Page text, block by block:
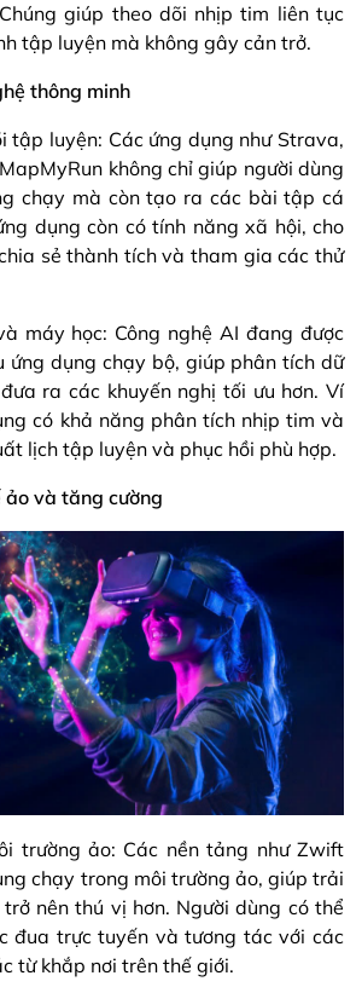
giúp theo dõi nhịp tim liên tục
tập luyện mà không gây cản trở.
thông minh
tập luyện: Các ứng dụng như Strava,
không chỉ giúp người dùng
chạy mà còn tạo ra các bài tập cá
dụng còn có tính năng xã hội, cho
sẻ thành tích và tham gia các thử
máy học: Công nghệ AI đang được
ứng dụng chạy bộ, giúp phân tích dữ
ra các khuyến nghị tối ưu hơn. Ví
có khả năng phân tích nhịp tim và
lịch tập luyện và phục hồi phù hợp.
ảo và tăng cường
trường ảo: Các nền tảng như Zwift
chạy trong môi trường ảo, giúp trải
nên thú vị hơn. Người dùng có thể
đua trực tuyến và tương tác với các
từ khắp nơi trên thế giới.